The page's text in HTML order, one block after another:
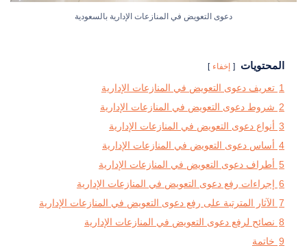
دعوى التعويض في المنازعات الإدارية بالسعودية
المحتويات إخفاء
1 تعريف دعوى التعويض في المنازعات الإدارية
2 شروط دعوى التعويض في المنازعات الإدارية
3
أنواع دعوى التعويض في المنازعات الإدارية
4
أساس دعوى التعويض في المنازعات الإدارية
5
أطراف دعوى التعويض في المنازعات الإدارية
6
إجراءات رفع دعوى التعويض في المنازعات الإدارية
7
الآثار المترتبة على رفع دعوى التعويض في المنازعات الإدارية
8 نصائح لرفع دعوى التعويض في المنازعات الإدارية
9 خاتمة